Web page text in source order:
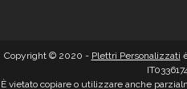
Copyright © 2020 - Plettri Personalizzati
È vietato copiare o utilizzare anche